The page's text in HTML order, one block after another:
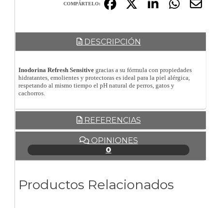
COMPÁRTELO:
DESCRIPCIÓN
Inodorina Refresh Sensitive gracias a su fórmula con propiedades
hidratantes, emolientes y protectoras es ideal para la piel alérgica,
respetando al mismo tiempo el pH natural de perros, gatos y
cachorros.
REFERENCIAS
OPINIONES
0
Productos Relacionados